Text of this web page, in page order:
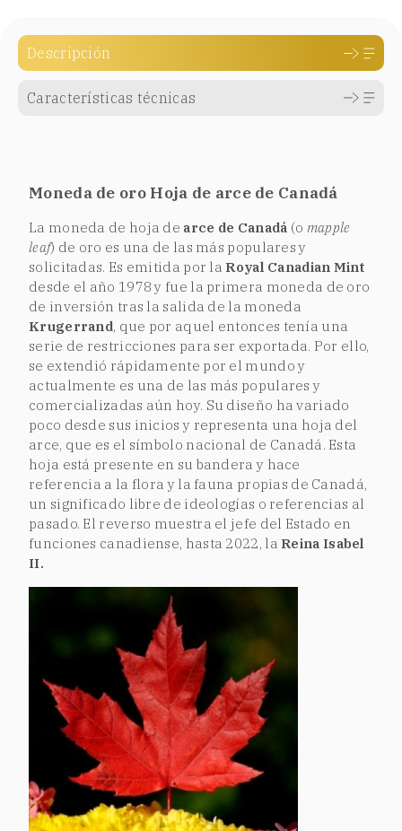
Descripción
Características técnicas
Moneda de oro Hoja de arce de Canadá
La moneda de hoja de arce de Canadá (o mapple
leaf) de oro es una de las más populares y
solicitadas. Es emitida por la Royal Canadian Mint
desde el año 1978 y fue la primera moneda de oro
de inversión tras la salida de la moneda
Krugerrand, que por aquel entonces tenía una
serie de restricciones para ser exportada. Por ello,
se extendió rápidamente por el mundo y
actualmente es una de las más populares y
comercializadas aún hoy. Su diseño ha variado
poco desde sus inicios y representa una hoja del
arce, que es el símbolo nacional de Canadá. Esta
hoja está presente en su bandera y hace
referencia a la flora y la fauna propias de Canadá,
un significado libre de ideologías o referencias al
pasado. El reverso muestra el jefe del Estado en
funciones canadiense, hasta 2022, la Reina Isabel
II.